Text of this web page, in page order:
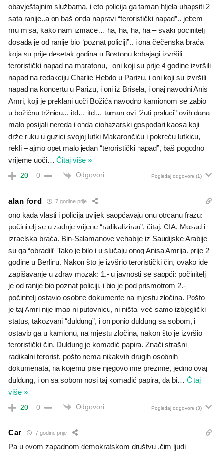
obavještajnim službama, i eto policija ga taman htjela uhapsiti 2
sata ranije..a on baš onda napravi “teroristički napad”.. jebem
mu miša, kako nam izmače… ha, ha, ha, ha – svaki počinitelj
dosada je od ranije bio “poznat policiji”.. i ona čečenska braća
koja su prije desetak godina u Bostonu kobajagi izvršili
teroristički napad na maratonu, i oni koji su prije 4 godine izvršili
napad na redakciju Charlie Hebdo u Parizu, i oni koji su izvršili
napad na koncertu u Parizu, i oni iz Brisela, i onaj navodni Anis
Amri, koji je preklani uoči Božića navodno kamionom se zabio
u božićnu tržnicu.., itd… itd… taman ovi “žuti prsluci” ovih dana
malo posijali nereda i onda ciohazarski gospodari kaosa koji
drže ruku u guzici svojoj lutki Makarončiću i pokreću lutkicu,
rekli – ajmo opet malo jedan “teroristički napad”, baš pogodno
vrijeme uoči… Čitaj više »
20 0 Odgovori Pogledaj odgovore (1)
alan ford 7 godine prije
ono kada vlasti i policija uvijek saopćavaju onu otrcanu frazu:
počinitelj se u zadnje vrijene “radikalizirao”, čitaj: CIA, Mosad i
izraelska braća. Bin-Salamanove vehabije iz Saudijske Arabije
su ga “obradili” Tako je bilo i u slučaju onog Anisa Amrija. prije 2
godine u Berlinu. Nakon što je izvšrio teroristički čin, ovako ide
zapišavanje u zdrav mozak: 1.- u javnosti se saopći: počinitelj
je od ranije bio poznat policiji, i bio je pod prismotrom 2.-
počinitelj ostavio osobne dokumente na mjestu zločina. Pošto
je taj Amri nije imao ni putovnicu, ni ništa, već samo izbjeglički
status, takozvani “duldung”, i on ponio duldung sa sobom, i
ostavio ga u kamionu, na mjestu zločina, nakon što je izvršio
teroristički čin. Duldung je komadić papira. Znači strašni
radikalni terorist, pošto nema nikakvih drugih osobnih
dokumenata, na kojemu piše njegovo ime prezime, jedino ovaj
duldung, i on sa sobom nosi taj komadić papira, da bi… Čitaj
više »
20 0 Odgovori Pogledaj odgovore (3)
Car 7 godine prije
Pa u ovom zapadnom demokratskom društvu ,čim ljudi